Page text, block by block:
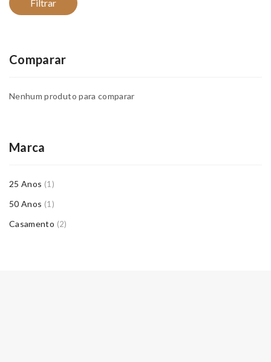
Filtrar
Comparar
Nenhum produto para comparar
Marca
25 Anos (1)
50 Anos (1)
Casamento (2)